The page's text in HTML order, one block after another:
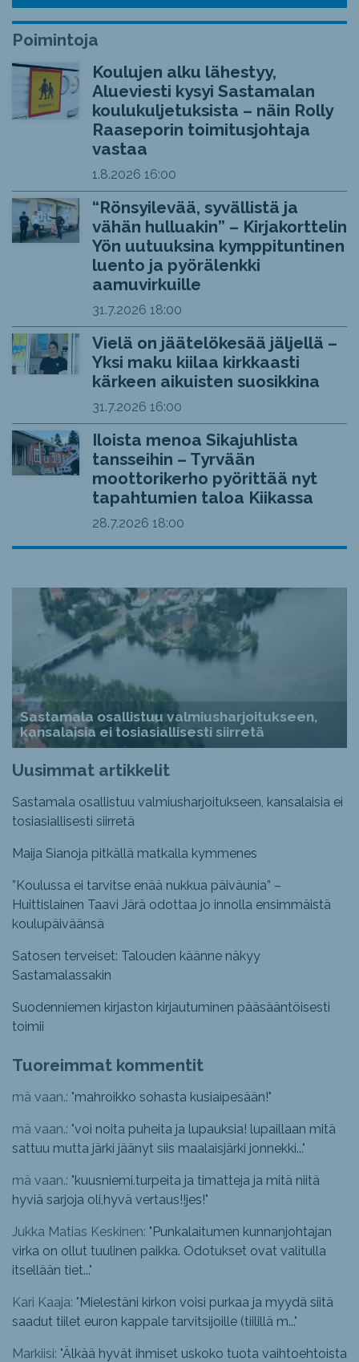
Poimintoja
Koulujen alku lähestyy,
Alueviesti kysyi Sastamalan
koulukuljetuksista – näin Rolly
Raaseporin toimitusjohtaja
vastaa
1.8.2026 16:00
“Rönsyilevää, syvällistä ja
vähän hulluakin” – Kirjakorttelin
Yön uutuuksina kymppituntinen
luento ja pyörälenkki
aamuvirkuille
31.7.2026 18:00
Vielä on jäätelökesää jäljellä –
Yksi maku kiilaa kirkkaasti
kärkeen aikuisten suosikkina
31.7.2026 16:00
Iloista menoa Sikajuhlista
tansseihin – Tyrvään
moottorikerho pyörittää nyt
tapahtumien taloa Kiikassa
28.7.2026 18:00
Sastamala osallistuu valmiusharjoitukseen,
kansalaisia ei tosiasiallisesti siirretä
Uusimmat artikkelit
Sastamala osallistuu valmiusharjoitukseen, kansalaisia ei
tosiasiallisesti siirretä
Maija Sianoja pitkällä matkalla kymmenes
”Koulussa ei tarvitse enää nukkua päiväunia” –
Huittislainen Taavi Järä odottaa jo innolla ensimmäistä
koulupäiväänsä
Satosen terveiset: Talouden käänne näkyy
Sastamalassakin
Suodenniemen kirjaston kirjautuminen pääsääntöisesti
toimii
Tuoreimmat kommentit
mä vaan.: "mahroikko sohasta kusiaipesään!"
mä vaan.: "voi noita puheita ja lupauksia! lupaillaan mitä
sattuu mutta järki jäänyt siis maalaisjärki jonnekki..."
mä vaan.: "kuusniemi.turpeita ja timatteja ja mitä niitä
hyviä sarjoja oli,hyvä vertaus!!jes!"
Jukka Matias Keskinen: "Punkalaitumen kunnanjohtajan
virka on ollut tuulinen paikka. Odotukset ovat valitulla
itsellään tiet..."
Kari Kaaja: "Mielestäni kirkon voisi purkaa ja myydä siitä
saadut tiilet euron kappale tarvitsijoille (tiilillä m..."
Markiisi: "Älkää hyvät ihmiset uskoko tuota vaihtoehtoista